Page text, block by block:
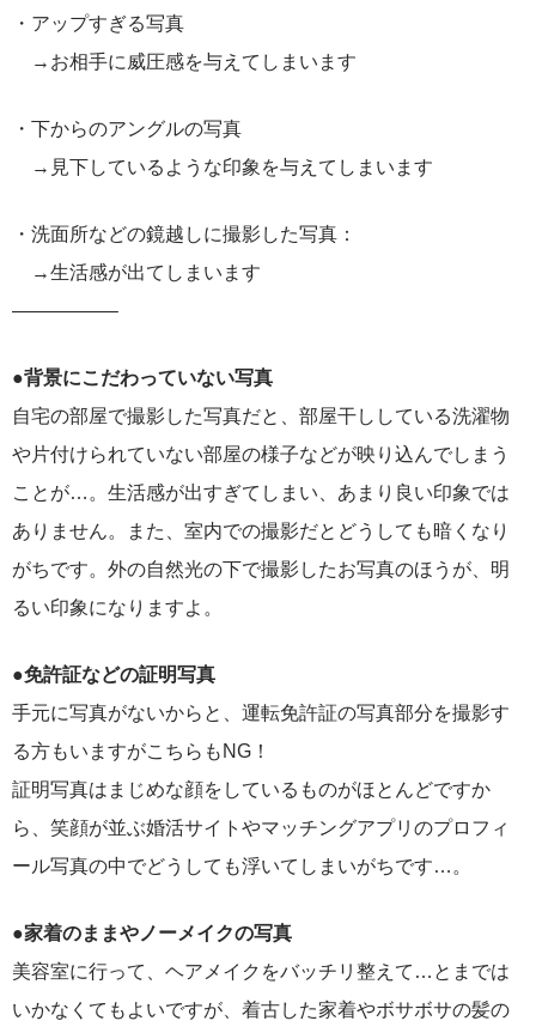
・アップすぎる写真
→お相手に威圧感を与えてしまいます
・下からのアングルの写真
→見下しているような印象を与えてしまいます
・洗面所などの鏡越しに撮影した写真：
→生活感が出てしまいます
—————–
●背景にこだわっていない写真
自宅の部屋で撮影した写真だと、部屋干ししている洗濯物
や片付けられていない部屋の様子などが映り込んでしまう
ことが…。生活感が出すぎてしまい、あまり良い印象では
ありません。また、室内での撮影だとどうしても暗くなり
がちです。外の自然光の下で撮影したお写真のほうが、明
るい印象になりますよ。
●免許証などの証明写真
手元に写真がないからと、運転免許証の写真部分を撮影す
る方もいますがこちらもNG！
証明写真はまじめな顔をしているものがほとんどですか
ら、笑顔が並ぶ婚活サイトやマッチングアプリのプロフィ
ール写真の中でどうしても浮いてしまいがちです…。
●家着のままやノーメイクの写真
美容室に行って、ヘアメイクをバッチリ整えて…とまでは
いかなくてもよいですが、着古した家着やボサボサの髪の